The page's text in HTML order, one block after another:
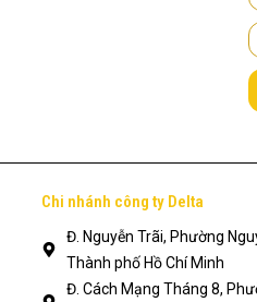
Chi nhánh công ty Delta
Đ. Nguyễn Trãi, Phường
Thành phố Hồ Chí Minh
Đ. Cách Mạng Tháng 8,